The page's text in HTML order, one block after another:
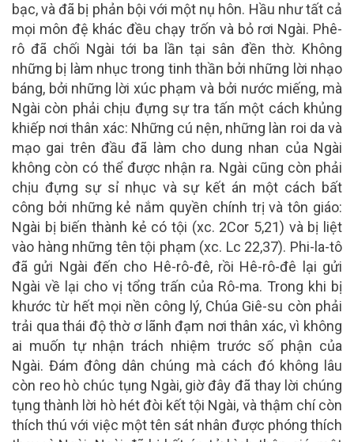
bạc, và đã bị phản bội với một nụ hôn. Hầu như tất cả
mọi môn đệ khác đều chạy trốn và bỏ rơi Ngài. Phê-
rô đã chối Ngài tới ba lần tại sân đền thờ. Không
những bị làm nhục trong tinh thần bởi những lời nhạo
báng, bởi những lời xúc phạm và bởi nước miếng, mà
Ngài còn phải chịu đựng sự tra tấn một cách khủng
khiếp nơi thân xác: Những cú nện, những làn roi da và
mạo gai trên đầu đã làm cho dung nhan của Ngài
không còn có thể được nhận ra. Ngài cũng còn phải
chịu đựng sự sỉ nhục và sự kết án một cách bất
công bởi những kẻ nắm quyền chính trị và tôn giáo:
Ngài bị biến thành kẻ có tội (xc. 2Cor 5,21) và bị liệt
vào hàng những tên tội phạm (xc. Lc 22,37). Phi-la-tô
đã gửi Ngài đến cho Hê-rô-đê, rồi Hê-rô-đê lại gửi
Ngài về lại cho vị tổng trấn của Rô-ma. Trong khi bị
khước từ hết mọi nền công lý, Chúa Giê-su còn phải
trải qua thái độ thờ ơ lãnh đạm nơi thân xác, vì không
ai muốn tự nhận trách nhiệm trước số phận của
Ngài. Đám đông dân chúng mà cách đó không lâu
còn reo hò chúc tụng Ngài, giờ đây đã thay lời chúng
tụng thành lời hò hét đòi kết tội Ngài, và thậm chí còn
thích thú với việc một tên sát nhân được phóng thích